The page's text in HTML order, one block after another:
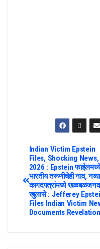
Indian Victim Epstein
Files, Shocking News,
2026 : Epstein
भारतीय तरूणीचेही नाव, नव्या
कागदपत्रांमध्ये
खुलासे : Jefferey
Files Indian Victim
Documents Revelation